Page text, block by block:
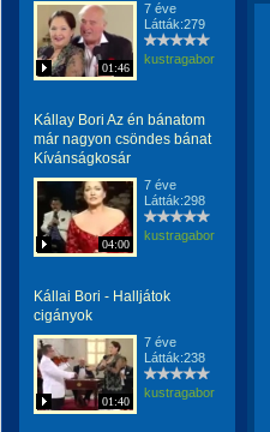
01:46
7 éve
Látták:279
kustragabor
Kállay Bori Az én bánatom
már nagyon csöndes bánat
Kívánságkosár
04:00
7 éve
Látták:298
kustragabor
Kállai Bori - Halljátok
cigányok
01:40
7 éve
Látták:238
kustragabor